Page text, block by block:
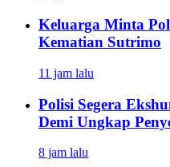
Keluarga Minta
Kematian Sutrimo
11 jam lalu
Polisi Segera
Demi Ungkap
8 jam lalu